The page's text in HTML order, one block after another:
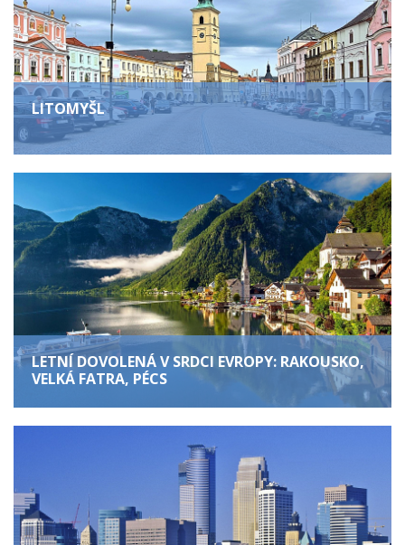
LITOMYŠL
LETNÍ DOVOLENÁ V SRDCI EVROPY: RAKOUSKO,
VELKÁ FATRA, PÉCS